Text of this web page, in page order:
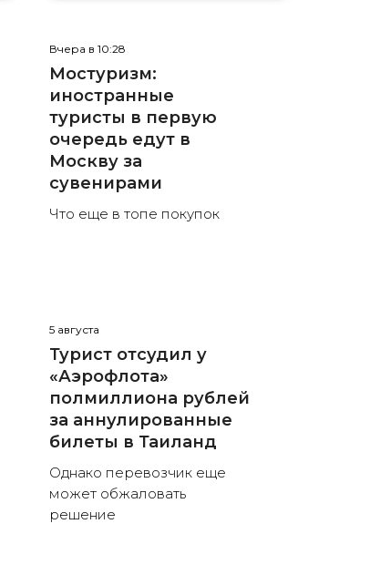
Вчера в 10:28
Мостуризм:
иностранные
туристы в первую
очередь едут в
Москву за
сувенирами
Что еще в топе покупок
5 августа
Турист отсудил у
«Аэрофлота»
полмиллиона рублей
за аннулированные
билеты в Таиланд
Однако перевозчик еще
может обжаловать
решение